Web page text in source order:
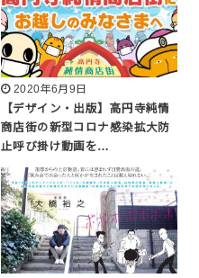
2020年6月9日
【デザイン・出版】高円寺純情
商店街の新型コロナ感染拡大防
止呼び掛け動画を…